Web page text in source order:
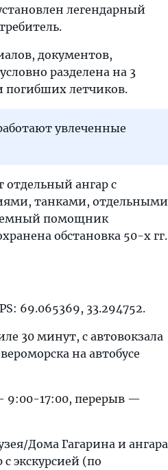
легендарный
документов,
разделена на 3
погибших летчиков.
увлеченные
отдельный ангар с
танками, отдельными
помощник
обстановка 50-х гг.
69.065369, 33.294752.
30 минут, с автовокзала
на автобусе
9:00-17:00, перерыв —
Дома Гагарина и ангара
экскурсией (по